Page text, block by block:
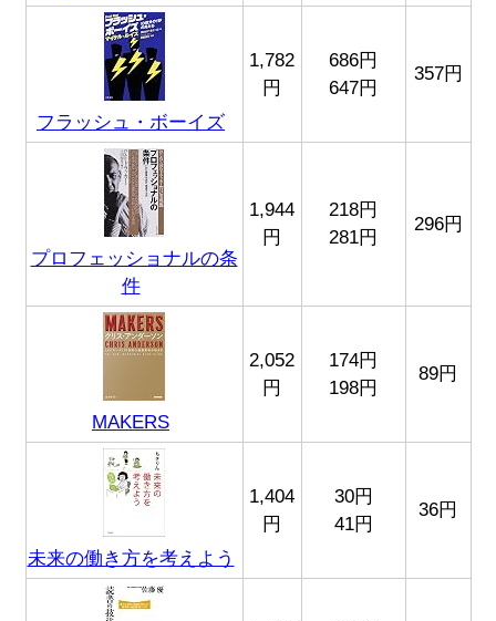
フラッシュ・ボーイズ
1,782
円
686円
647円
357円
プロフェッショナルの条
件
1,944
円
218円
281円
296円
MAKERS
2,052
円
174円
198円
89円
未来の働き方を考えよう
1,404
円
30円
41円
36円